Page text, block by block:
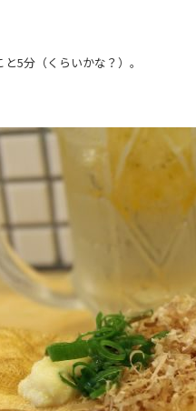
5分（くらいかな？）。